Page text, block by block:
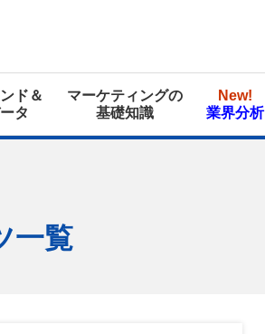
ンド＆
タ
マーケティングの
基礎知識
New!
業界分析
一覧